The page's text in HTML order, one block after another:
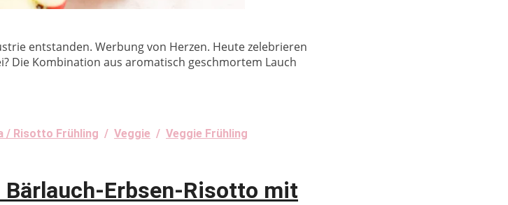
entstanden. Werbung von Herzen. Heute zelebrieren
Die Kombination aus aromatisch geschmortem Lauch
/ Risotto Frühling / Veggie / Veggie Frühling
Bärlauch-Erbsen-Risotto mit